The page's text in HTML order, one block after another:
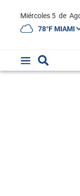
Miércoles 5 de
78°F MIAMI